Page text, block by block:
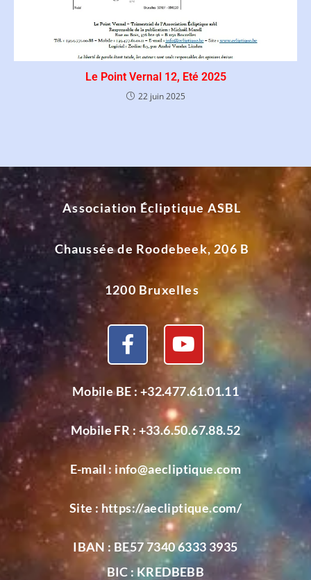
Le Point Vernal 12, Eté 2025
22 juin 2025
Association Écliptique ASBL
Chaussée de Roodebeek, 206 B
1200 Bruxelles
Mobile BE : +32.477.61.01.11
Mobile FR : +33.6.50.67.88.52
E-mail : info@aecliptique.com
Site : https://aecliptique.com/
IBAN : BE57 7340 6333 3935
BIC : KREDBEBB